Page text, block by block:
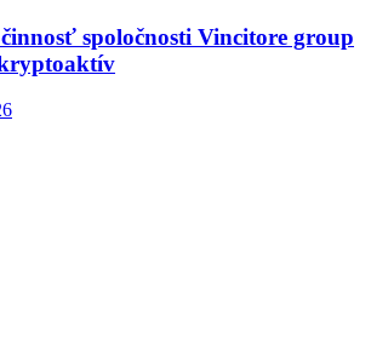
spoločnosti Vincitore group